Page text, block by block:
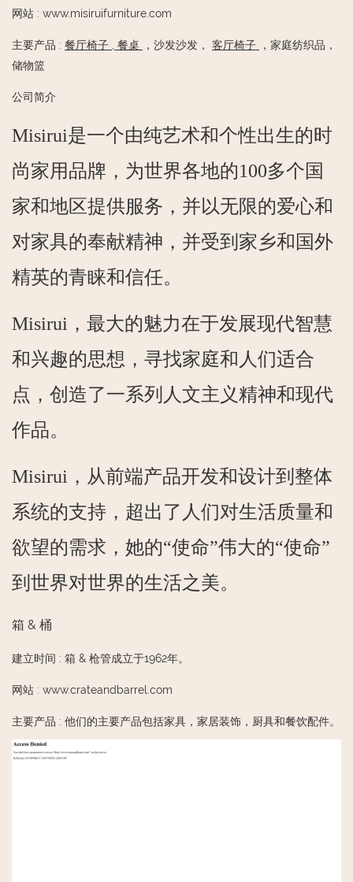
网站 : www.misiruifurniture.com
主要产品 : 餐厅椅子 餐桌 ，沙发沙发， 客厅椅子
，家庭纺织品，
储物篮
公司简介
Misirui是一个由纯艺术和个性出生的时
尚家用品牌，为世界各地的100多个国
家和地区提供服务，并以无限的爱心和
对家具的奉献精神，并受到家乡和国外
精英的青睐和信任。
Misirui，最大的魅力在于发展现代智慧
和兴趣的思想，寻找家庭和人们适合
点，创造了一系列人文主义精神和现代
作品。
Misirui，从前端产品开发和设计到整体
系统的支持，超出了人们对生活质量和
欲望的需求，她的“使命”伟大的“使命”
到世界对世界的生活之美。
箱 & 桶
建立时间 : 箱 & 枪管成立于1962年。
网站 : www.crateandbarrel.com
主要产品 : 他们的主要产品包括家具，家居装饰，厨具和餐饮配件。